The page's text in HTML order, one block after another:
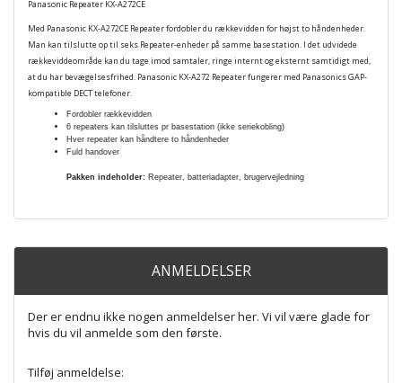
Panasonic Repeater KX-A272CE
Med Panasonic KX-A272CE Repeater fordobler du rækkevidden for højst to håndenheder.
Man kan tilslutte op til seks Repeater-enheder på samme basestation. I det udvidede
rækkeviddeområde kan du tage imod samtaler, ringe internt og eksternt samtidigt med,
at du har bevægelsesfrihed. Panasonic KX-A272 Repeater fungerer med Panasonics GAP-
kompatible DECT telefoner.
Fordobler rækkevidden
6 repeaters kan tilsluttes pr basestation (ikke seriekobling)
Hver repeater kan håndtere to håndenheder
Fuld handover
Pakken indeholder: Repeater, batteriadapter, brugervejledning
ANMELDELSER
Der er endnu ikke nogen anmeldelser her. Vi vil være glade for
hvis du vil anmelde som den første.
Tilføj anmeldelse: